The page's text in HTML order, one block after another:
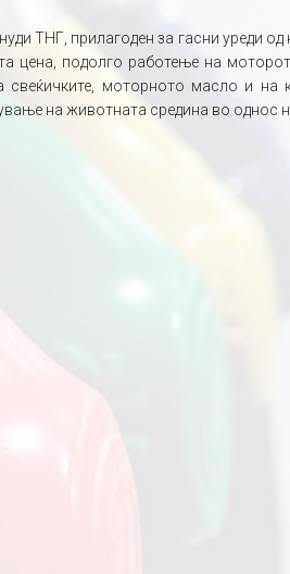
ТНГ, прилагоден за гасни уреди
цена, подолго работење на
свеќичките, моторното масло и на
на животната средина во однос